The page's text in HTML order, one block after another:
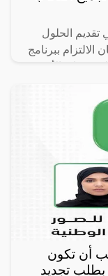
الحلول
ببرنامج
6 حالات يجب أن تكون
بطلب تجديد